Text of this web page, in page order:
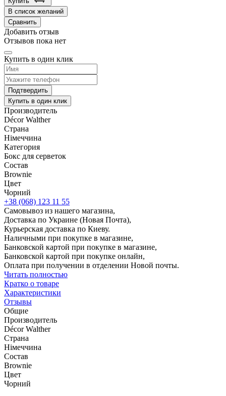
В список желаний
Сравнить
Добавить отзыв
Отзывов пока нет
Купить в один клик
Подтвердить
Купить в один клик
Производитель
Décor Walther
Страна
Німеччина
Категория
Бокс для серветок
Состав
Brownie
Цвет
Чорний
+38 (068) 123 11 55
Самовывоз из нашего магазина,
Доставка по Украине (Новая Почта),
Курьерская доставка по Киеву.
Наличными при покупке в магазине,
Банковской картой при покупке в магазине,
Банковской картой при покупке онлайн,
Оплата при получении в отделении Новой почты.
Читать полностью
Кратко о товаре
Характеристики
Отзывы
Общие
Производитель
Décor Walther
Страна
Німеччина
Состав
Brownie
Цвет
Чорний